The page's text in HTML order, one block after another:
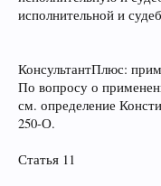
исполнительной и
КонсультантПлюс:
По вопросу о
см. определение
250-О.
Статья 11